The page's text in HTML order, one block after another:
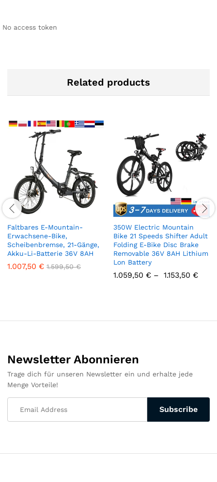
No access token
Related products
Faltbares E-Mountain-
Erwachsene-Bike,
Scheibenbremse, 21-Gänge,
Akku-Li-Batterie 36V 8AH
1.007,50 € 1.599,50€
350W Electric Mountain
Bike 21 Speeds Shifter Adult
Folding E-Bike Disc Brake
Removable 36V 8AH Lithium
Lon Battery
1.059,50 € – 1.153,50 €
Newsletter Abonnieren
Trage dich für unseren Newsletter ein und erhalte jede
Menge Vorteile!